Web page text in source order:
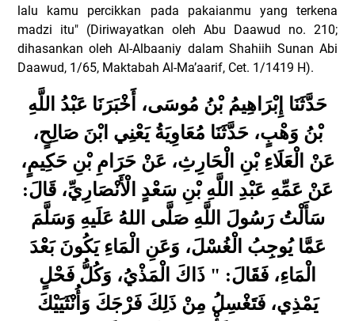
lalu kamu percikkan pada pakaianmu yang terkena
madzi itu" (Diriwayatkan oleh Abu Daawud no. 210;
dihasankan oleh Al-Albaaniy dalam Shahiih Sunan Abi
Daawud, 1/65, Maktabah Al-Ma’aarif, Cet. 1/1419 H).
حَدَّثَنَا إِبْرَاهِيمُ بْنُ مُوسَى، أَخْبَرَنَا عَبْدُ اللَّهِ
بْنُ وَهْبٍ، حَدَّثَنَا مُعَاوِيَةُ يَعْنِي ابْنَ صَالِحٍ،
عَنْ الْعَلَاءِ بْنِ الْحَارِثِ، عَنْ حَرَامِ بْنِ حَكِيمٍ،
عَنْ عَمِّهِ عَبْدِ اللَّهِ بْنِ سَعْدٍ الْأَنْصَارِيِّ، قَالَ:
سَأَلْتُ رَسُولَ اللَّهِ صَلَّى اللهُ عَلَيهِ وَسَلَّمَ
عَمَّا يُوجِبُ الْغُسْلَ، وَعَنِ الْمَاءِ يَكُونَ بَعْدَ
الْمَاءِ، فَقَالَ: " ذَاكَ الْمَذْيُ، وَكُلُّ فَحْلٍ
يَمْذِي، فَتَغْسِلُ مِنْ ذَلِكَ فَرْجَكَ وَأُنْثَيَيْكَ